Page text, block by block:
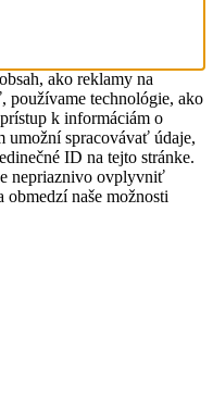
ako reklamy na
používame technológie, ako
k informáciám o
umožní spracovávať údaje,
ID na tejto stránke.
nepriaznivo ovplyvniť
naše možnosti